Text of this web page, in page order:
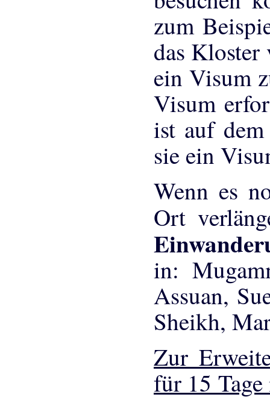
zum
das Kloster
ein Visum
Visum
ist auf
sie ein
Wenn es
Ort
in:
Assuan,
Sheikh,
Zur
für 15